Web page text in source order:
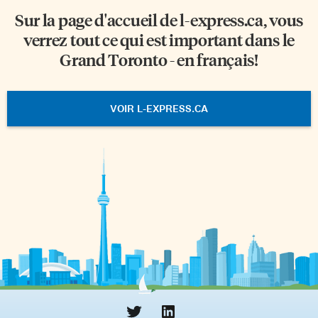
Sur la page d'accueil del-express.ca, vous
verrez tout ce qui est important dans le
Grand Toronto - en français!
VOIR L-EXPRESS.CA